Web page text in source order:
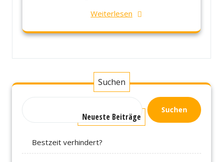
Weiterlesen
Suchen
Suchen
Neueste Beiträge
Bestzeit verhindert?